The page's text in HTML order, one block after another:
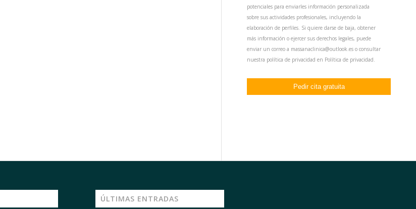
potenciales para enviarles información personalizada
sobre sus actividades profesionales, incluyendo la
elaboración de perfiles. Si quiere darse de baja, obtener
más información o ejercer sus derechos legales, puede
enviar un correo a massanaclinica@outlook.es o consultar
nuestra política de privacidad en Política de privacidad
ÚLTIMAS ENTRADAS